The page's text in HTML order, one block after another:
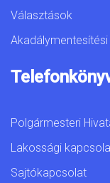
Választások
Polgármesteri
Lakossági
Sajtókapcsolat